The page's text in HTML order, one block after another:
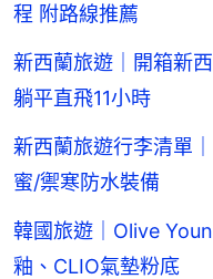
程 附路線推薦
新西蘭旅遊｜開箱新
躺平直飛11小時
新西蘭旅遊行李清單
蜜/禦寒防水裝備
韓國旅遊｜Olive
釉、CLIO氣墊粉底